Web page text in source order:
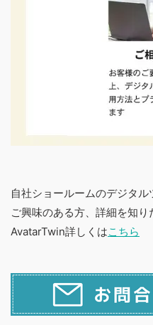
自社ショールームのデジタ
ご興味のある方、詳細を知り
AvatarTwin詳しくはこちら